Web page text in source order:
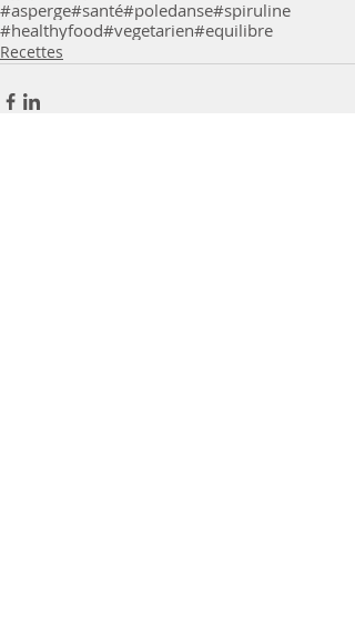
#asperge#santé#poledanse#spiruline
#healthyfood#vegetarien#equilibre
Recettes